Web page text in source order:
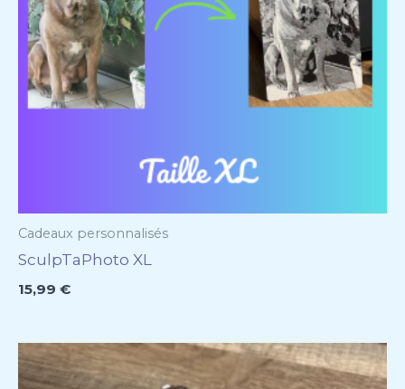
Cadeaux personnalisés
SculpTaPhoto XL
15,99 €